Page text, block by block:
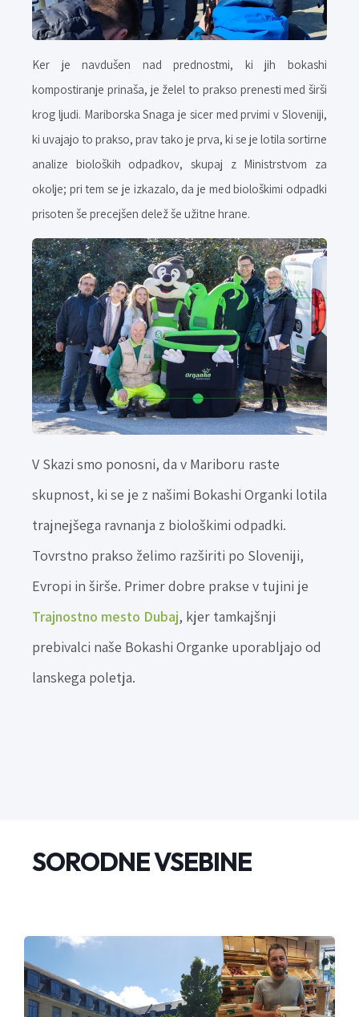
Ker je navdušen nad prednostmi, ki jih bokashi
kompostiranje prinaša, je želel to prakso prenesti med širši
krog ljudi. Mariborska Snaga je sicer med prvimi v Sloveniji,
ki uvajajo to prakso, prav tako je prva, ki se je lotila sortirne
analize bioloških odpadkov, skupaj z Ministrstvom za
okolje; pri tem se je izkazalo, da je med biološkimi odpadki
prisoten še precejšen delež še užitne hrane.
V Skazi smo ponosni, da v Mariboru raste
skupnost, ki se je z našimi Bokashi Organki lotila
trajnejšega ravnanja z biološkimi odpadki.
Tovrstno prakso želimo razširiti po Sloveniji,
Evropi in širše. Primer dobre prakse v tujini je
Trajnostno mesto Dubaj, kjer tamkajšnji
prebivalci naše Bokashi Organke uporabljajo od
lanskega poletja.
SORODNE VSEBINE